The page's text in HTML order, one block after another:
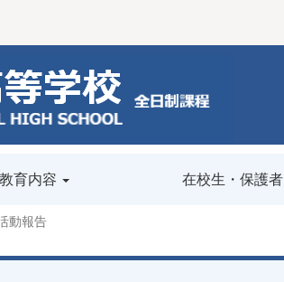
教育内容 在校生・保護者
動報告